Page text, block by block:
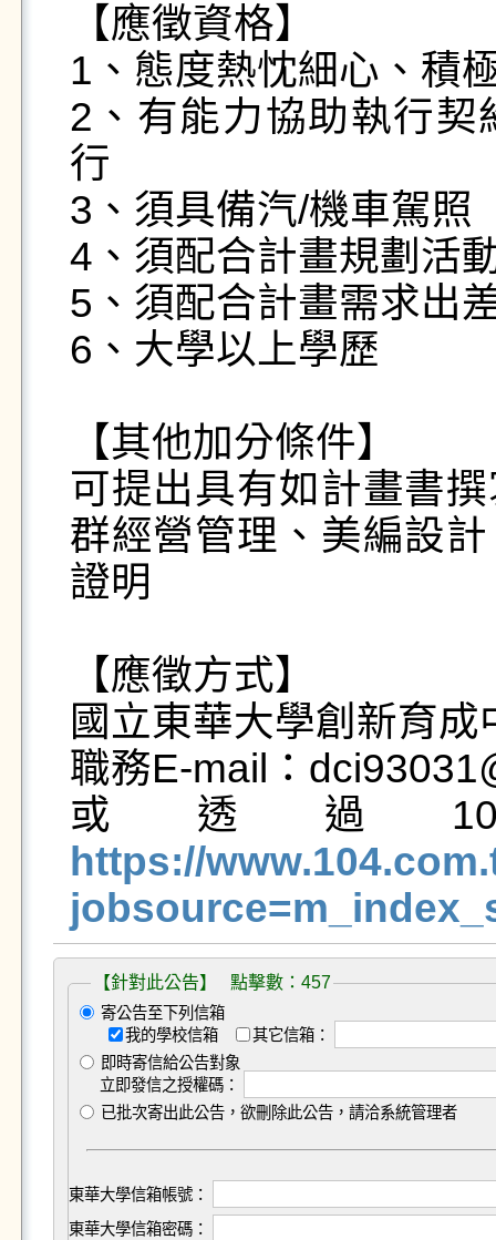
【應徵資格】
1、態度熱忱細心、積
2、有能力協助執行
行
3、須具備汽/機車駕照
4、須配合計畫規劃活
5、須配合計畫需求出
6、大學以上學歷
【其他加分條件】
可提出具有如計畫書
群經營管理、美編設
證明
【應徵方式】
國立東華大學創新育成
職務E-mail：
或透過
https://
【針對此公告】 點擊數：457
寄公告至下列信箱
我的學校信箱
其它信箱：
即時寄信給公告對象
立即發信之授權碼：
已批次寄出此公告，欲刪除此公告，請洽系統管理者
東華大學信箱帳號：
東華大學信箱密碼：